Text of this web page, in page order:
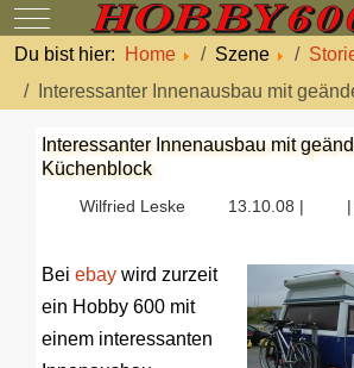
Mobile Menu Toggle
Du bist hier:
Home Szene
Interessanter Innenausbau mit
Interessanter Innenausbau mit
Küchenblock
Wilfried Leske 13.10.08 |
Bei ebay wird zurzeit
ein Hobby 600 mit
einem interessanten